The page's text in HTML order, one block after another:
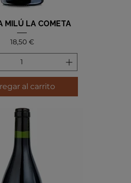
MILÚ LA COMETA
Precio
18,50 €
al carrito